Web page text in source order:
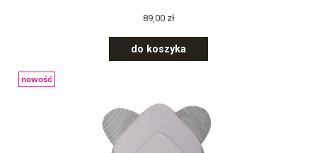
89,00 zł
do koszyka
nowość